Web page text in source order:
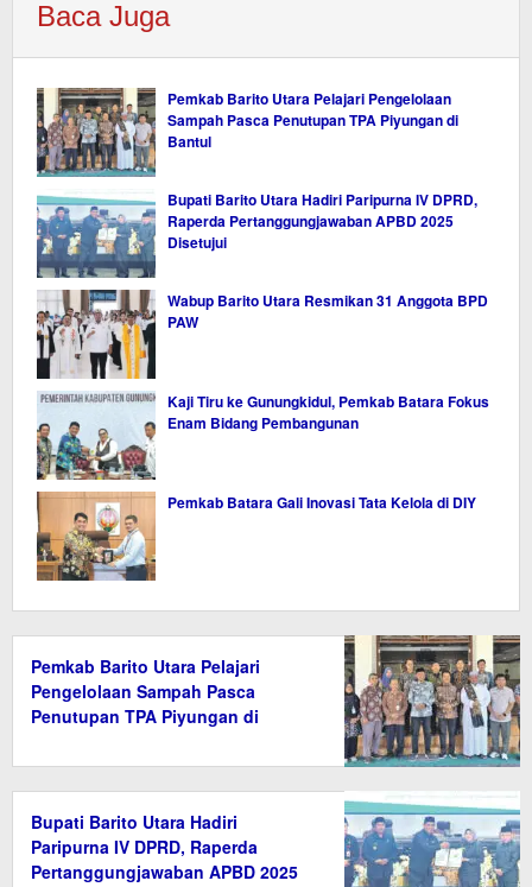
Baca Juga
Pemkab Barito Utara Pelajari Pengelolaan
Sampah Pasca Penutupan TPA Piyungan di
Bantul
Bupati Barito Utara Hadiri Paripurna IV DPRD,
Raperda Pertanggungjawaban APBD 2025
Disetujui
Wabup Barito Utara Resmikan 31 Anggota BPD
PAW
Kaji Tiru ke Gunungkidul, Pemkab Batara Fokus
Enam Bidang Pembangunan
Pemkab Batara Gali Inovasi Tata Kelola di DIY
Pemkab Barito Utara Pelajari
Pengelolaan Sampah Pasca
Penutupan TPA Piyungan di
Bupati Barito Utara Hadiri
Paripurna IV DPRD, Raperda
Pertanggungjawaban APBD 2025